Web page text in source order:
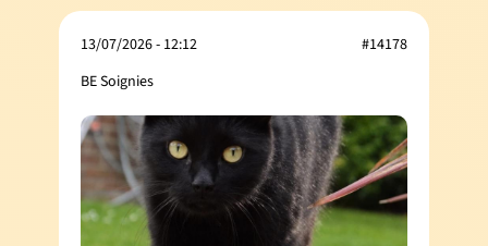
13/07/2026 - 12:12
BE Soignies
#14178